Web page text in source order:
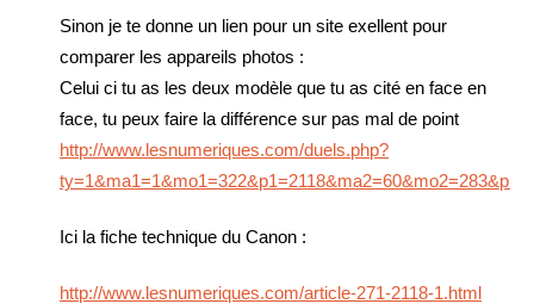
Sinon je te donne un lien pour un site exellent pour
comparer les appareils photos :
Celui ci tu as les deux modèle que tu as cité en face en
face, tu peux faire la différence sur pas mal de point
http://www.lesnumeriques.com/duels.php?
Ici la fiche technique du Canon :
http://www.lesnumeriques.com/article-271-2118-1.html